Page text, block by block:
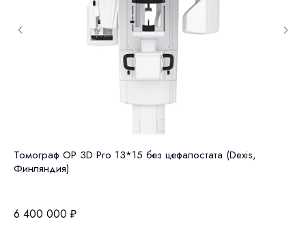
Томограф OP 3D Pro 13*15 без цефалостата (Dexis,
Финляндия)
6 400 000 ₽